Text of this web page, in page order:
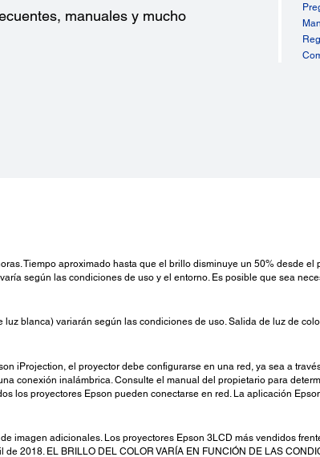
manuales y mucho
Tiempo aproximado hasta que el brillo disminuye un 50% desde
según las condiciones de uso y el entorno. Es posible que sea
blanca) variarán según las condiciones de uso. Salida de luz de
iProjection, el proyector debe configurarse en una red, ya sea a
conexión inalámbrica. Consulte el manual del propietario para
los proyectores Epson pueden conectarse en red. La aplicación
imagen adicionales. Los proyectores Epson 3LCD más vendidos
2018. EL BRILLO DEL COLOR VARÍA EN FUNCIÓN DE LAS